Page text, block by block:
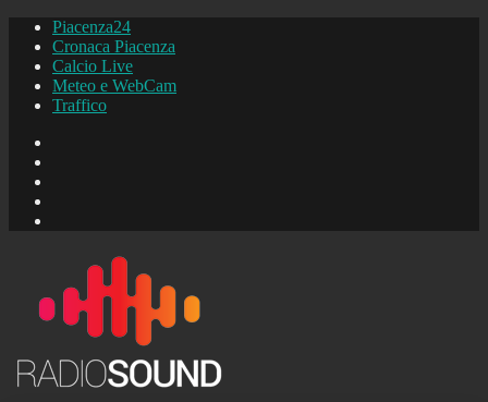
Piacenza24
Cronaca Piacenza
Calcio Live
Meteo e WebCam
Traffico